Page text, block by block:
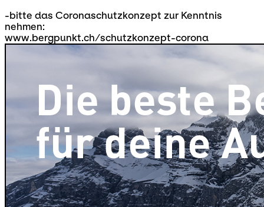
-bitte das Coronaschutzkonzept zur Kenntnis
nehmen:
www.bergpunkt.ch/schutzkonzept-corona